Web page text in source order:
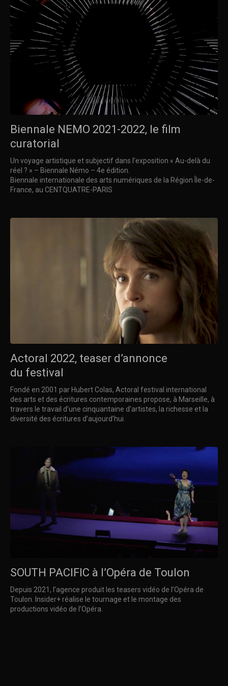
Biennale NEMO 2021-2022, le film
curatorial
Un voyage artistique et subjectif dans l’exposition « Au-delà du
réel ? » – Biennale Némo – 4e édition.
Biennale internationale des arts numériques de la Région Île-de-
France, au CENTQUATRE-PARIS
Actoral 2022, teaser d’annonce
du festival
Fondé en 2001 par Hubert Colas, Actoral festival international
des arts et des écritures contemporaines propose, à Marseille, à
travers le travail d’une cinquantaine d’artistes, la richesse et la
diversité des écritures d’aujourd’hui.
SOUTH PACIFIC à l’Opéra de Toulon
Depuis 2021, l’agence produit les teasers vidéo de l’Opéra de
Toulon. Insider+ réalise le tournage et le montage des
productions vidéo de l’Opéra.